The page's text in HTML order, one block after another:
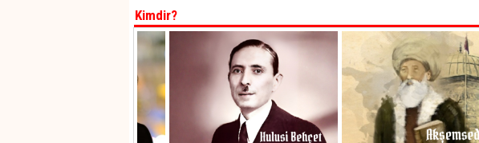
Kimdir?
Hulusi Behçet
Hulusi Behçet kimdir?...
Akşemseddin
Akşemseddin kimdir?...